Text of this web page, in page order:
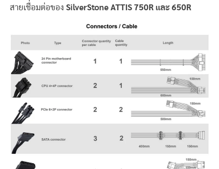
สายเชื่อมต่อของ SilverStone ATTIS 750R และ 650R